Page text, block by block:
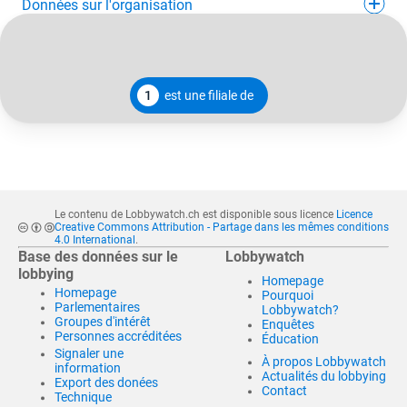
Données sur l'organisation
1 est une filiale de
Le contenu de Lobbywatch.ch est disponible sous licence Licence
Creative Commons Attribution - Partage dans les mêmes conditions
4.0 International .
Base des données sur le
lobbying
Homepage
Parlementaires
Groupes d'intérêt
Personnes accréditées
Signaler une
information
Export des donées
Technique
Lobbywatch
Homepage
Pourquoi
Lobbywatch?
Enquêtes
Éducation
À propos Lobbywatch
Actualités du lobbying
Contact